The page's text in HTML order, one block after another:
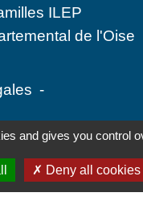
ILEP
de l'Oise
-
confidentialité -
- Gestion des
and gives you control
Deny all cookies